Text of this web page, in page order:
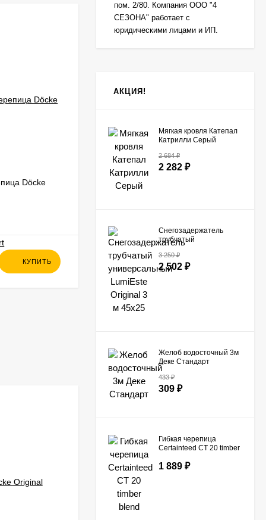
Döcke
КУПИТЬ
Мастика для гибкой черепицы Деке
362₽
318₽
пом. 2/80. Компания ООО "4
СЕЗОНА" работает с
юридическими лицами и ИП.
АКЦИЯ!
Мягкая кровля Катепал
Катрилли Серый
2 684₽
2 282 ₽
Снегозадержатель
трубчатый
LumiEste Original 3 м
45х25
3 250₽
2 502 ₽
Желоб водосточный 3м
Деке Стандарт
433₽
309 ₽
Гибкая черепица
Certainteed СТ 20 timber
1 889 ₽